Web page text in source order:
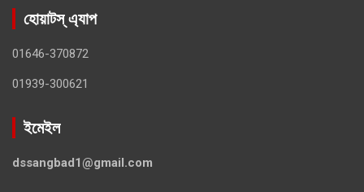
হোয়াটস্ এ্যাপ
01646-370872
01939-300621
ইমেইল
dssangbad1@gmail.com